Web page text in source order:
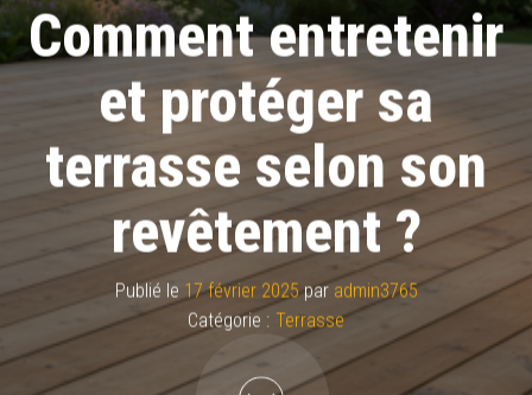
Comment entretenir
et protéger sa
terrasse selon son
revêtement ?
Publié le 17 février 2025par admin3765
Catégorie : Terrasse